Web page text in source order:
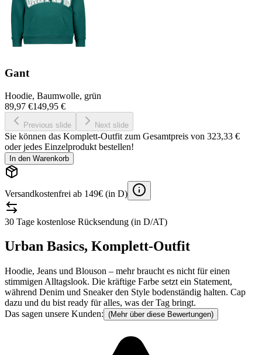
Gant
Hoodie, Baumwolle, grün
89,97 €149,95 €
Previous slide Next slide
Sie können das Komplett-Outfit zum Gesamtpreis von 323,33 €
oder jedes Einzelprodukt bestellen!
In den Warenkorb
Versandkostenfrei ab 149€ (in D)
30 Tage kostenlose Rücksendung (in D/AT)
Urban Basics, Komplett-Outfit
Hoodie, Jeans und Blouson – mehr braucht es nicht für einen
stimmigen Alltagslook. Die kräftige Farbe setzt ein Statement,
während Denim und Sneaker den Style bodenständig halten. Cap
dazu und du bist ready für alles, was der Tag bringt.
Das sagen unsere Kunden: (Mehr über diese Bewertungen)